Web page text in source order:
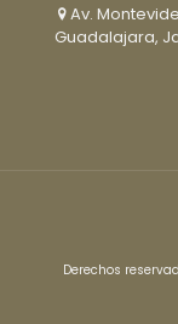
Av.
Guadalajara,
Derechos